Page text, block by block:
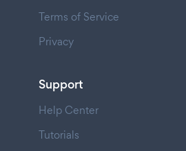
Terms of Service
Privacy
Support
Help Center
Tutorials